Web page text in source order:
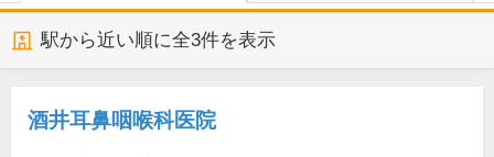
駅から近い順に全3件を表示
酒井耳鼻咽喉科医院